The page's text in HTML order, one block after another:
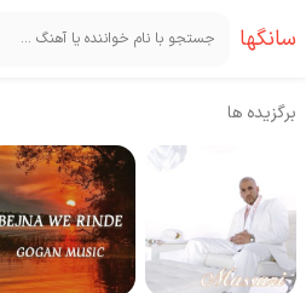
سانگها
برگزیده ها